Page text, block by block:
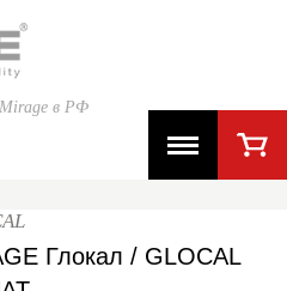
в РФ
Глокал / GLOCAL